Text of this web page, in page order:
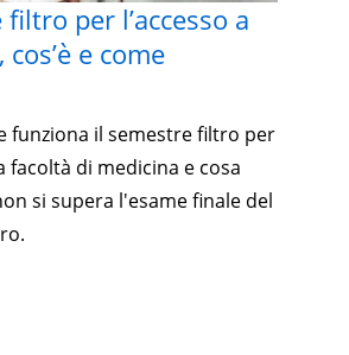
per l’accesso a
e come
funziona il semestre filtro per
facoltà di medicina e cosa
si supera l'esame finale del